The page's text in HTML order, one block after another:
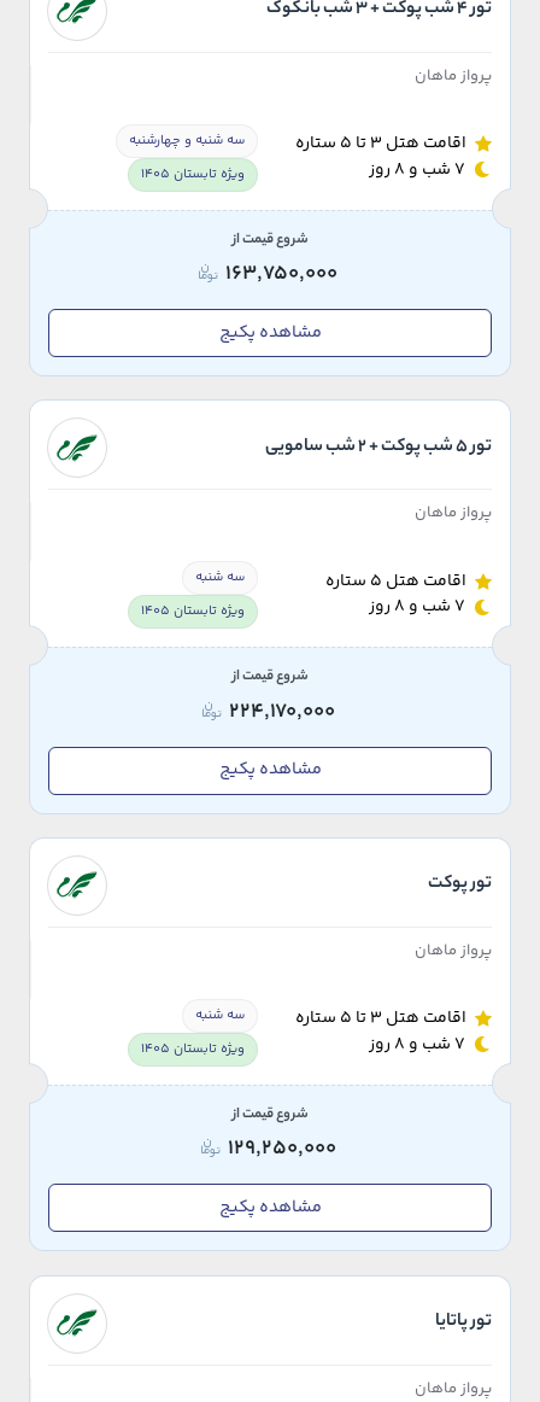
تور 4 شب پوکت + 3 شب بانکوک
پرواز ماهان
اقامت هتل 3 تا 5 ستاره
7 شب و 8 روز
سه شنبه و چهارشنبه
ویژه تابستان 1405
شروع قیمت از
163,750,000
مشاهده پکیج
تور 5 شب پوکت + 2 شب سامویی
پرواز ماهان
اقامت هتل 5 ستاره
7 شب و 8 روز
سه شنبه
ویژه تابستان 1405
شروع قیمت از
224,170,000
مشاهده پکیج
تور پوکت
پرواز ماهان
اقامت هتل 3 تا 5 ستاره
7 شب و 8 روز
سه شنبه
ویژه تابستان 1405
شروع قیمت از
129,250,000
مشاهده پکیج
تور پاتایا
پرواز ماهان